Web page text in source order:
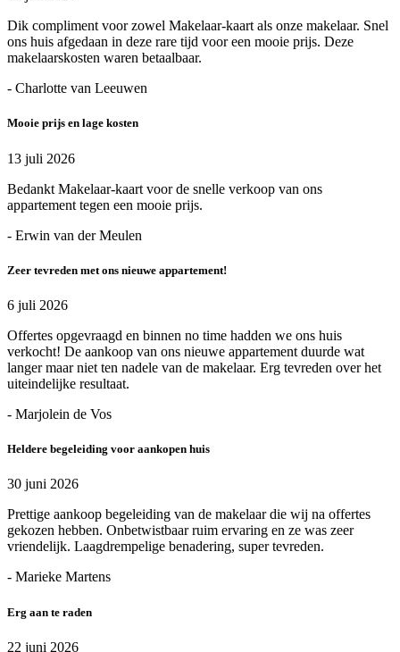
Dik compliment voor zowel Makelaar-kaart als onze makelaar. Snel
ons huis afgedaan in deze rare tijd voor een mooie prijs. Deze
makelaarskosten waren betaalbaar.
- Charlotte van Leeuwen
Mooie prijs en lage kosten
13 juli 2026
Bedankt Makelaar-kaart voor de snelle verkoop van ons
appartement tegen een mooie prijs.
- Erwin van der Meulen
Zeer tevreden met ons nieuwe appartement!
6 juli 2026
Offertes opgevraagd en binnen no time hadden we ons huis
verkocht! De aankoop van ons nieuwe appartement duurde wat
langer maar niet ten nadele van de makelaar. Erg tevreden over het
uiteindelijke resultaat.
- Marjolein de Vos
Heldere begeleiding voor aankopen huis
30 juni 2026
Prettige aankoop begeleiding van de makelaar die wij na offertes
gekozen hebben. Onbetwistbaar ruim ervaring en ze was zeer
vriendelijk. Laagdrempelige benadering, super tevreden.
- Marieke Martens
Erg aan te raden
22 juni 2026